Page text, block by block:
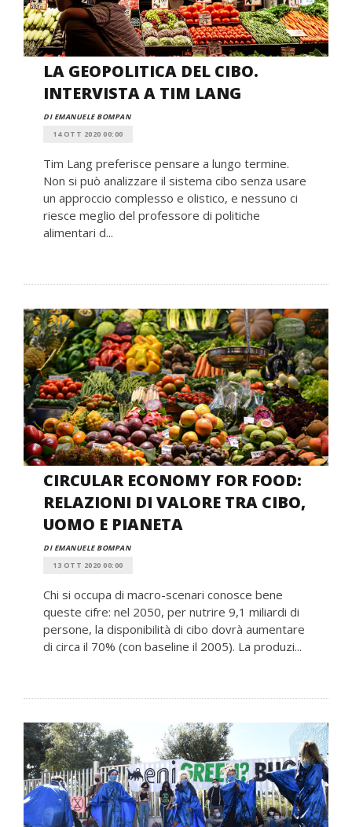
LA GEOPOLITICA DEL CIBO.
INTERVISTA A TIM LANG
DI EMANUELE BOMPAN
14 OTT 2020 00:00
Tim Lang preferisce pensare a lungo termine.
Non si può analizzare il sistema cibo senza usare
un approccio complesso e olistico, e nessuno ci
riesce meglio del professore di politiche
alimentari d...
CIRCULAR ECONOMY FOR FOOD:
RELAZIONI DI VALORE TRA CIBO,
UOMO E PIANETA
DI EMANUELE BOMPAN
13 OTT 2020 00:00
Chi si occupa di macro-scenari conosce bene
queste cifre: nel 2050, per nutrire 9,1 miliardi di
persone, la disponibilità di cibo dovrà aumentare
di circa il 70% (con baseline il 2005). La produzi...